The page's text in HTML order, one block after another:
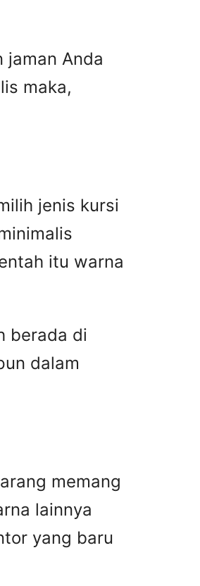
Anda
maka,
jenis kursi
itu warna
berada di
dalam
memang
lainnya
yang baru